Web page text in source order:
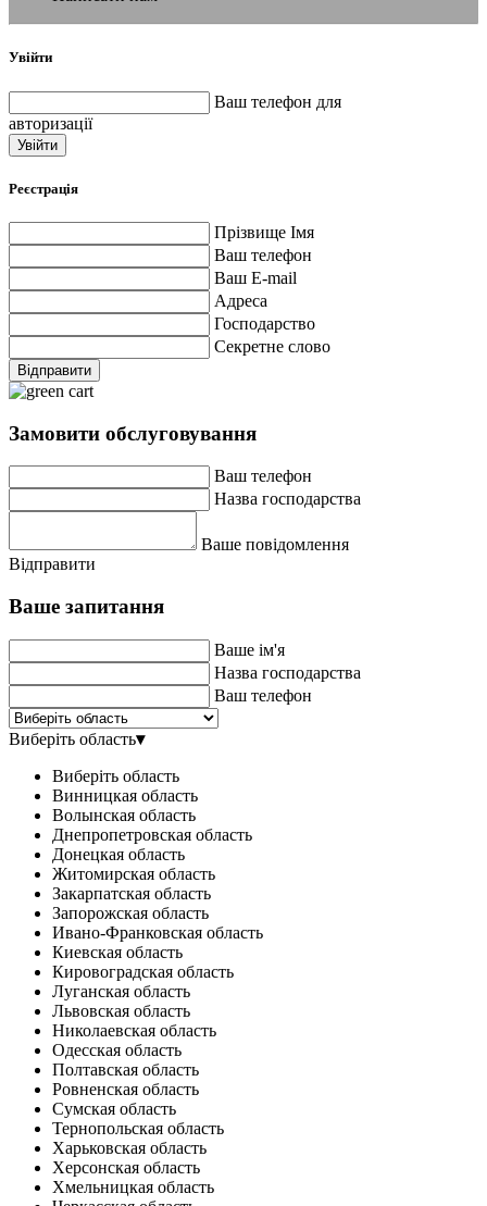
Увійти
Ваш телефон для
авторизації
Увійти
Реєстрація
Прізвище Імя
Ваш телефон
Ваш E-mail
Адреса
Господарство
Секретне слово
Відправити
Замовити обслуговування
Ваш телефон
Назва господарства
Ваше повідомлення
Відправити
Ваше запитання
Ваше ім'я
Назва господарства
Ваш телефон
Виберіть область▾
Виберіть область
Винницкая область
Волынская область
Днепропетровская область
Донецкая область
Житомирская область
Закарпатская область
Запорожская область
Ивано-Франковская область
Киевская область
Кировоградская область
Луганская область
Львовская область
Николаевская область
Одесская область
Полтавская область
Ровненская область
Сумская область
Тернопольская область
Харьковская область
Херсонская область
Хмельницкая область